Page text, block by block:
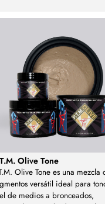
Olive Tone
Olive Tone es una mezcla
versátil ideal para
de medios a bronceados,